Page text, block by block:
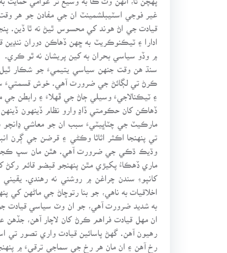
غير فوجي اسٽيبلشمينٽ ان جي مفادن جو هر
قيادت جي اڻ هوند کي محسوس ٿيڻ نه ٿا ڏين.
ادارا ۽ ٽيڪنوڪريٽ به ڇهن ڏهاڪن دوران ننڍين
۾ وڏو سياسي بحران به کين پريشان نه ٿو ڪري.
سنڌ هن وقت جنهن سياسي يتيميءَ جو شڪار
ڪرڻ تي لڳائڻ جي ضرورت آهي. خوش قسمتيءَ
۽ ٽيڪنالاجيءَ وسيلي ڄاڻ جي ڦهلاءَ ۽ رابطن
ڏهاڪن کان حڪومتي ڏاڍ وارو نظام ڏينهون
تي پنهنجا اڪثر اثاثا وڪڻي ۽ قرضن جي ڳرن
وڌيڪ ڌڪي جي ضرورت آهي. هٿن مان سڀ ڪجهه
ماري ڏهڪاءُ پکيڙي مٿن پنهنجو قبضو قائم رکڻ
کانپوءِ سندن چراغن ۾ روشني نه رهندي.
اخلاقيات به ناهي، جو بنا رتوڇاڻ جي
به شديد ضرورت آهي، جو ان وٽ سياسي قيادت
ان مهل قيادت فراهم ڪرڻ کان لاچار آهن،
رهيون آهن. گهڻ پاسائين قيادت واري تصور
رخ آهن ۽ ان مان هر رخ جي سماجي ترقيءَ ۾